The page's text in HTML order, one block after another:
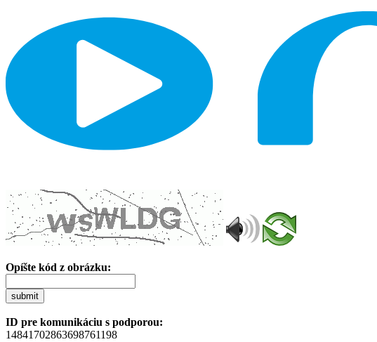
Opíšte kód z obrázku:
submit
ID pre komunikáciu s podporou:
14841702863698761198